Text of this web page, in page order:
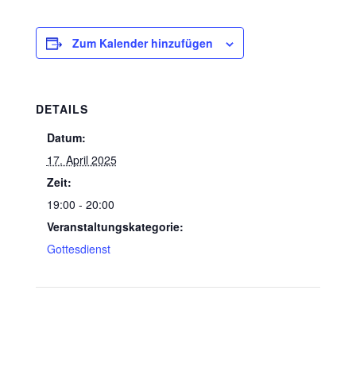
Zum Kalender hinzufügen
DETAILS
Datum:
17. April 2025
Zeit:
19:00 - 20:00
Veranstaltungskategorie:
Gottesdienst